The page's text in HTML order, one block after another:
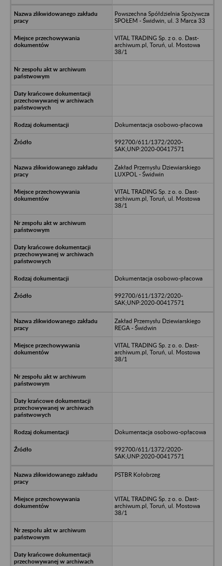
Powszechna Spółdzielnia Spożywcza
SPOŁEM - Świdwin, ul. 3 Marca 33
VITAL TRADING Sp. z o. o. Dast-
archiwum.pl, Toruń, ul. Mostowa
38/1
Dokumentacja osobowo-płacowa
992700/611/1372/2020-
SAK;UNP:2020-00417571
Zakład Przemysłu Dziewiarskiego
LUXPOL - Świdwin
VITAL TRADING Sp. z o. o. Dast-
archiwum.pl, Toruń, ul. Mostowa
38/1
Dokumentacja osobowo-płacowa
992700/611/1372/2020-
SAK;UNP:2020-00417571
Zakład Przemysłu Dziewiarskiego
REGA - Świdwin
VITAL TRADING Sp. z o. o. Dast-
archiwum.pl, Toruń, ul. Mostowa
38/1
Dokumentacja osobowo-opłacowa
992700/611/1372/2020-
SAK;UNP:2020-00417571
PSTBR Kołobrzeg
VITAL TRADING Sp. z o. o. Dast-
archiwum.pl, Toruń, ul. Mostowa
38/1